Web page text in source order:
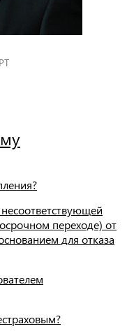
переходе) от
для отказа